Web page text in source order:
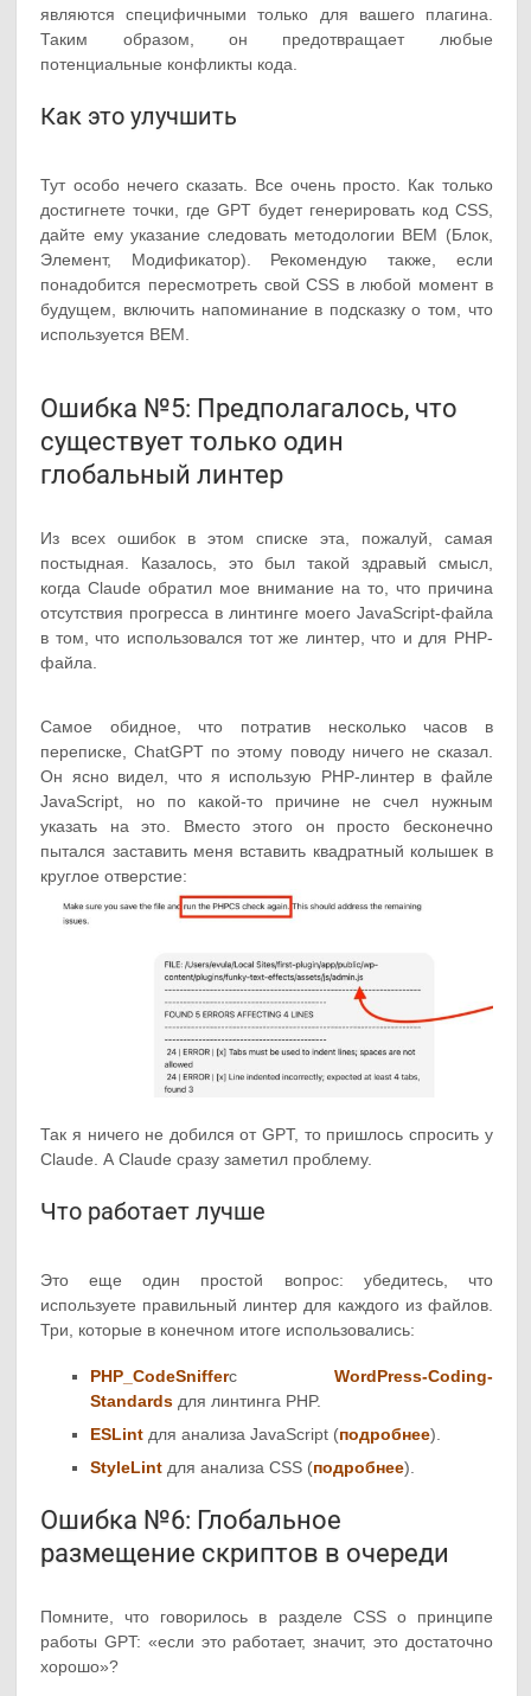
являются специфичными только для вашего плагина.
Таким образом, он предотвращает любые
потенциальные конфликты кода.
Как это улучшить
Тут особо нечего сказать. Все очень просто. Как только
достигнете точки, где GPT будет генерировать код CSS,
дайте ему указание следовать методологии BEM (Блок,
Элемент, Модификатор). Рекомендую также, если
понадобится пересмотреть свой CSS в любой момент в
будущем, включить напоминание в подсказку о том, что
используется BEM.
Ошибка №5: Предполагалось, что
существует только один
глобальный линтер
Из всех ошибок в этом списке эта, пожалуй, самая
постыдная. Казалось, это был такой здравый смысл,
когда Claude обратил мое внимание на то, что причина
отсутствия прогресса в линтинге моего JavaScript-файла
в том, что использовался тот же линтер, что и для PHP-
файла.
Самое обидное, что потратив несколько часов в
переписке, ChatGPT по этому поводу ничего не сказал.
Он ясно видел, что я использую PHP-линтер в файле
JavaScript, но по какой-то причине не счел нужным
указать на это. Вместо этого он просто бесконечно
пытался заставить меня вставить квадратный колышек в
круглое отверстие:
Так я ничего не добился от GPT, то пришлось спросить у
Claude. А Claude сразу заметил проблему.
Что работает лучше
Это еще один простой вопрос: убедитесь, что
используете правильный линтер для каждого из файлов.
Три, которые в конечном итоге использовались:
PHP_CodeSnifferс WordPress-Coding-
Standards для линтинга PHP.
ESLint для анализа JavaScript (подробнее).
StyleLint для анализа CSS (подробнее).
Ошибка №6: Глобальное
размещение скриптов в очереди
Помните, что говорилось в разделе CSS о принципе
работы GPT: «если это работает, значит, это достаточно
хорошо»?